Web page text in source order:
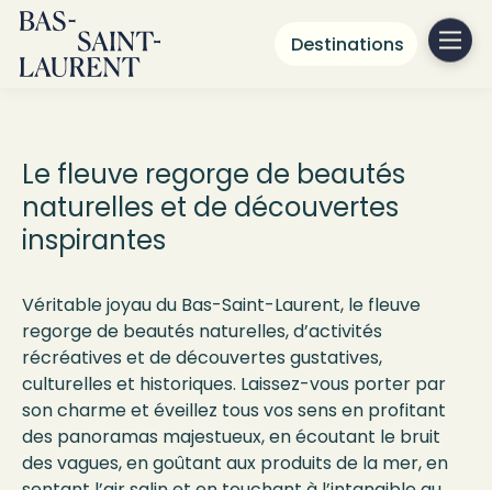
Destinations
Le Fleuve
Le fleuve regorge de beautés
naturelles et de découvertes
inspirantes
Véritable joyau du Bas-Saint-Laurent, le fleuve
regorge de beautés naturelles, d’activités
récréatives et de découvertes gustatives,
culturelles et historiques. Laissez-vous porter par
son charme et éveillez tous vos sens en profitant
des panoramas majestueux, en écoutant le bruit
des vagues, en goûtant aux produits de la mer, en